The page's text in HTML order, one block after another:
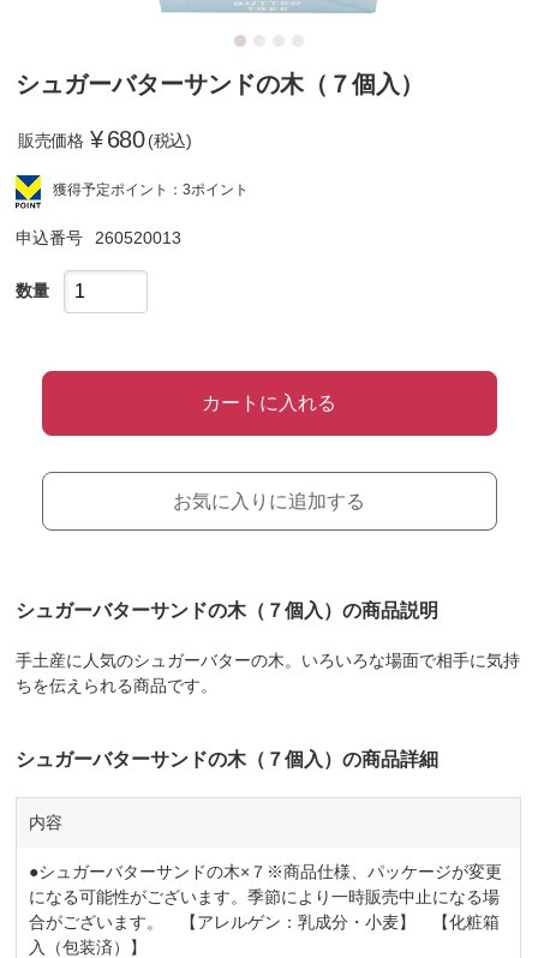
シュガーバターサンドの木（７個入）
販売価格 ¥680 (税込)
獲得予定ポイント：3ポイント
申込番号 260520013
数量
カートに入れる
お気に入りに追加する
シュガーバターサンドの木（７個入）の商品説明
手土産に人気のシュガーバターの木。いろいろな場面で相手に気持
ちを伝えられる商品です。
シュガーバターサンドの木（７個入）の商品詳細
内容
●シュガーバターサンドの木×７※商品仕様、パッケージが変更
になる可能性がございます。季節により一時販売中止になる場
合がございます。 【アレルゲン：乳成分・小麦】 【化粧箱
入（包装済）】